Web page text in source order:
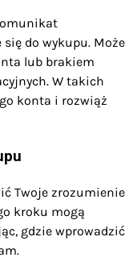
do wykupu. Może
lub brakiem
W takich
konta i rozwiąż
Twoje zrozumienie
kroku mogą
gdzie wprowadzić